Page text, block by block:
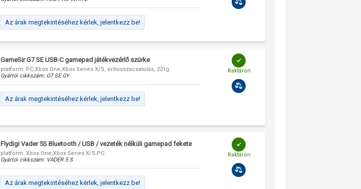
Az árak megtekintéséhez kérlek, jelentkezz be!
GameSir G7 SE USB-C gamepad játékvezérlő szürke
platform: PC;Xbox One;Xbox Series X/S, erővisszacsatolás, 221g
Gyártói cikkszám: G7 SE GY
Az árak megtekintéséhez kérlek, jelentkezz be!
Raktáron
Flydigi Vader 5S Bluetooth / USB / vezeték nélküli gamepad fekete
platform: Xbox One;Xbox Series X/S;PC
Gyártói cikkszám: VADER 5 S
Az árak megtekintéséhez kérlek, jelentkezz be!
Raktáron